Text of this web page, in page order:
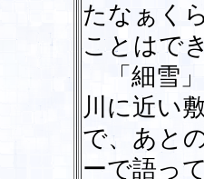
たなぁく
ことはで
「細雪」
川に近い
で、あと
ーで語っ